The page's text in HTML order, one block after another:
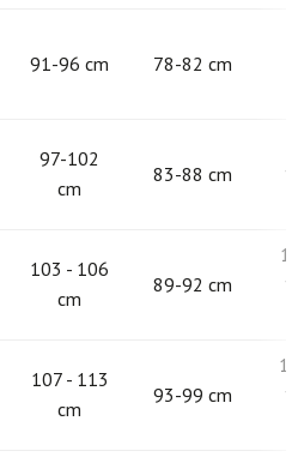
91-96 cm 78-82 cm
97-102
cm
83-88 cm
103 - 106
cm
89-92 cm
107 - 113
cm
93-99 cm